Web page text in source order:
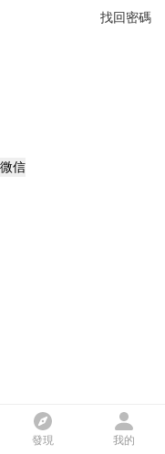
找回密碼
信
發現 我的